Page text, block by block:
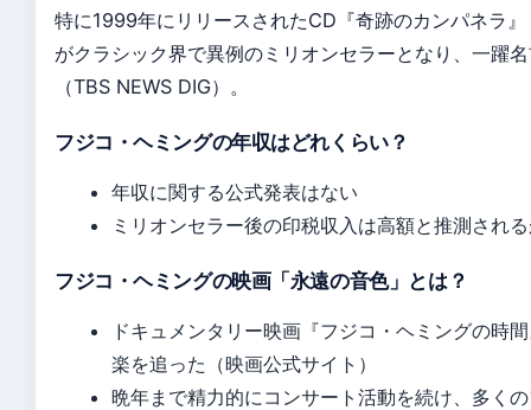
特に1999年にリリースされたCD『奇跡のカンパネラ』
がクラシック界で異例のミリオンセラーとなり、一躍
（TBS NEWS DIG）。
フジコ・ヘミングの年収はどれくらい？
年収に関する公式発表はない
ミリオンセラー後の印税収入は高額と推測され
フジコ・ヘミングの映画「永遠の音色」とは？
ドキュメンタリー映画『フジコ・ヘミングの時
楽を追った（映画公式サイト）
晩年まで精力的にコンサート活動を続け、多く